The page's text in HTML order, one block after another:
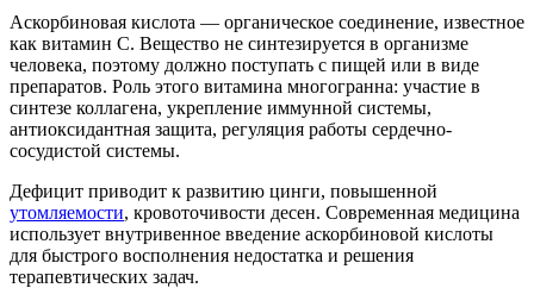
Аскорбиновая кислота — органическое соединение, известное
как витамин С. Вещество не синтезируется в организме
человека, поэтому должно поступать с пищей или в виде
препаратов. Роль этого витамина многогранна: участие в
синтезе коллагена, укрепление иммунной системы,
антиоксидантная защита, регуляция работы сердечно-
сосудистой системы.
Дефицит приводит к развитию цинги, повышенной
утомляемости, кровоточивости десен. Современная медицина
использует внутривенное введение аскорбиновой кислоты
для быстрого восполнения недостатка и решения
терапевтических задач.